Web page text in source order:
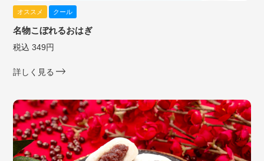
オススメ クール
名物こぼれるおはぎ
税込 349円
詳しく見る